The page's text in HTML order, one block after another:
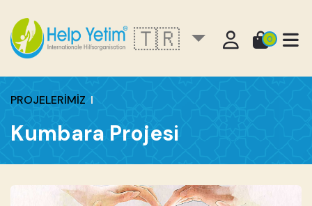
🇹🇷 0
PROJELERİMİZ
Kumbara Projesi